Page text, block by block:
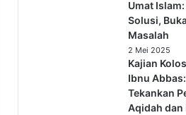
Umat
Solusi,
Masalah
2 Mei 2025
Kajian
Ibnu
Tekankan
Aqidah dan